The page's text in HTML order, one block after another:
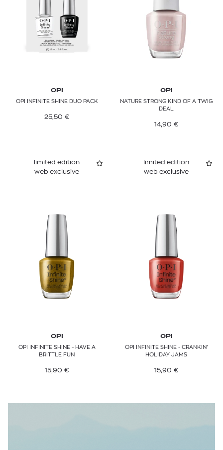
Σετ μακιγιάζ & παλέτες
Επαναγεμιζόμενα & Refills
OPI
OPI INFINITE SHINE DUO PACK
25,50 €
OPI
NATURE STRONG KIND OF A TWIG
DEAL
14,90 €
limited edition
web exclusive
OPI
OPI INFINITE SHINE - HAVE A
BRITTLE FUN
15,90 €
limited edition
web exclusive
OPI
OPI INFINITE SHINE - CRANKIN’
HOLIDAY JAMS
15,90 €